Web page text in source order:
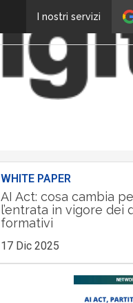
I nostri servizi
WHITE PAPER
AI Act: cosa cambia
l’entrata in vigore
formativi
17 Dic 2025